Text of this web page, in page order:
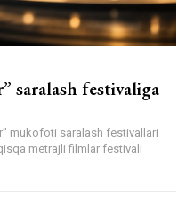
saralash festivaliga
mukofoti saralash festivallari
metrajli filmlar festivali